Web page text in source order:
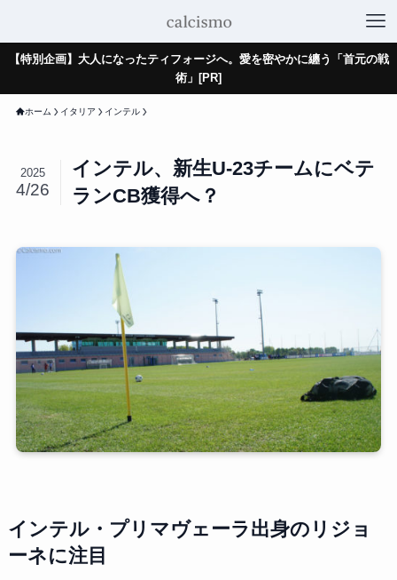
【特別企画】大人になったティフォージへ。愛を密やかに纏う「首元の戦
術」[PR]
ホーム イタリア インテル
インテル、新生U-23チームにベテ
ランCB獲得へ？
2025
4/26
インテル・プリマヴェーラ出身のリジョ
ーネに注目